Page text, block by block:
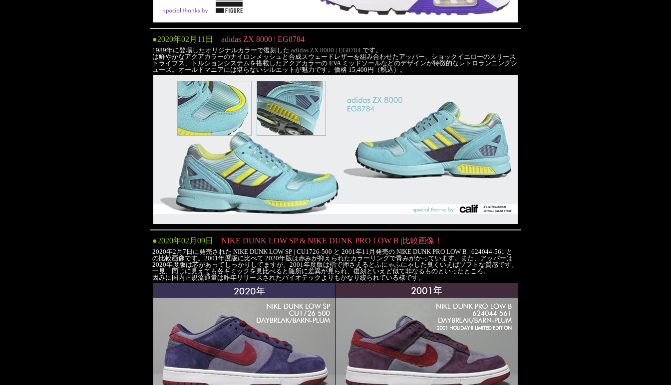
●2020年02月11日 adidas ZX 8000 | EG8784
1989年に登場したオリジナルカラーで復刻した adidas ZX 8000 | EG8784 です。
は鮮やかなアクアカラーのナイロンメッシュと合成スウェードレザーを組み合わせたアッパー、ショックイエローのスリース
トライプス、トルションシステムを搭載したアクアカラーの EVA ミッドソールなどのデザインが特徴的なレトロランニングシ
ューズ。オールドマニアには堪らないシルエットが魅力です。価格 15,400円（税込）。
●2020年02月09日 NIKE DUNK LOW SP & NIKE DUNK PRO LOW B |比較画像！
2020年2月7日に発売された NIKE DUNK LOW SP | CU1726-500 と 2001年11月発売の NIKE DUNK PRO LOW B | 624044-561 と
の比較画像です。2001年度版に比べて 2020年版は赤みが抑えられたカラーリングで青みがかっています。また、アッパーは
2020年度版は芯があってしっかりしてますが、2001年度版は指で押さえるとふにゃふにゃした良くいえばソフトな質感です。
一見、同じに見えても各ギミックを見比べると随所に差異が見られ、復刻といえど似て非なるものといったところ。
因みに国内正規流通量は昨年リリースされたバイオテックよりもかなり絞られている様です。